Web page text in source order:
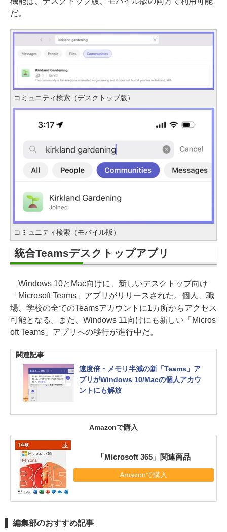
だ。
コミュニティ検索（デスクトップ版）
コミュニティ検索（モバイル版）
統合Teamsデスクトップアプリ
Windows 10とMac向けに、新しいデスクトップ向け
「Microsoft Teams」アプリがリリースされた。個人、職
場、学校の全てのTeamsアカウントに1カ所からアクセス
可能となる。また、Windows 11向けにも新しい「Micros
oft Teams」アプリへの移行が進行中だ。
関連記事
速度倍・メモリ半減の新「Teams」ア
プリがWindows 10/Macの個人アカウ
ントにも解放
Amazonで購入
「Microsoft 365」関連商品
Amazonで購入
編集部のおすすめ記事